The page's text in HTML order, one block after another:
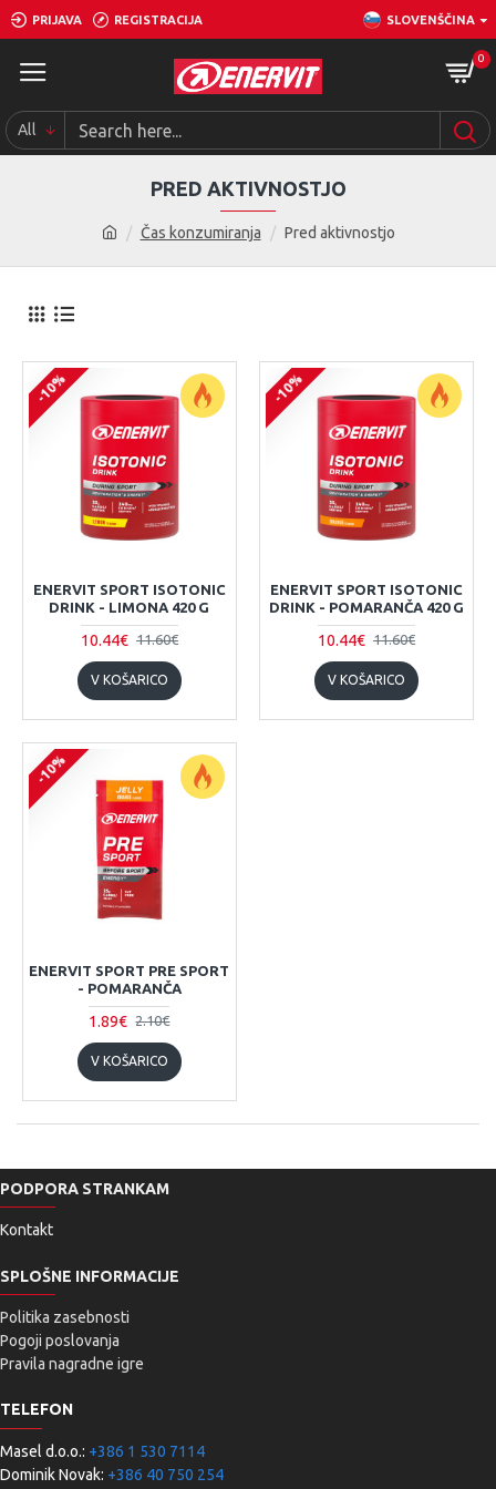
PRIJAVA REGISTRACIJA SLOVENŠČINA
0
All
Čas konzumiranja Pred aktivnostjo
PRED AKTIVNOSTJO
-10%
ENERVIT SPORT ISOTONIC
DRINK - LIMONA 420 G
10.44€ 11.60€
V KOŠARICO
-10%
ENERVIT SPORT ISOTONIC
DRINK - POMARANČA 420 G
10.44€ 11.60€
V KOŠARICO
-10%
ENERVIT SPORT PRE SPORT
- POMARANČA
1.89€ 2.10€
V KOŠARICO
PODPORA STRANKAM
Kontakt
SPLOŠNE INFORMACIJE
Politika zasebnosti
Pogoji poslovanja
Pravila nagradne igre
TELEFON
Masel d.o.o.: +386 1 530 7114
Dominik Novak: +386 40 750 254